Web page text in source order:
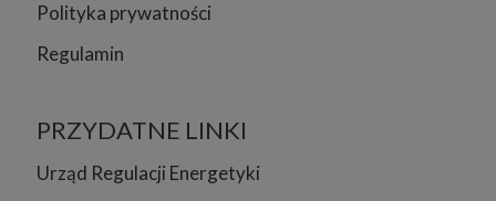
Polityka prywatności
Regulamin
PRZYDATNE LINKI
Urząd Regulacji Energetyki